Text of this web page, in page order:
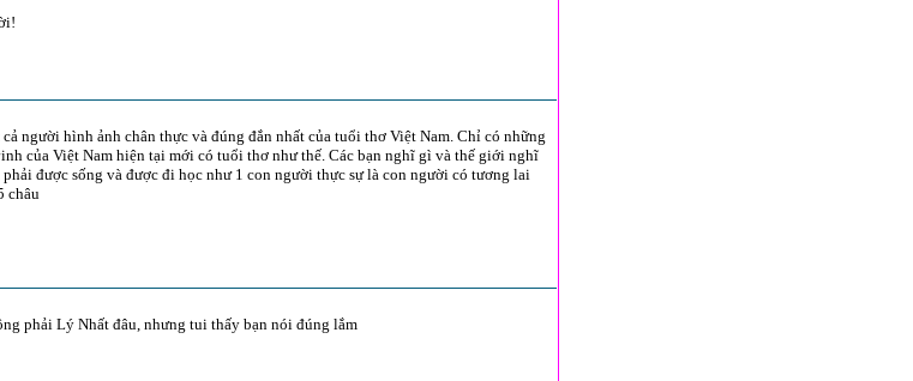
người hình ảnh chân thực và đúng đắn nhất của tuổi thơ Việt Nam. Chỉ có những
của Việt Nam hiện tại mới có tuổi thơ như thế. Các bạn nghĩ gì và thế giới nghĩ
được sống và được đi học như 1 con người thực sự là con người có tương lai
châu
phải Lý Nhất đâu, nhưng tui thấy bạn nói đúng lắm